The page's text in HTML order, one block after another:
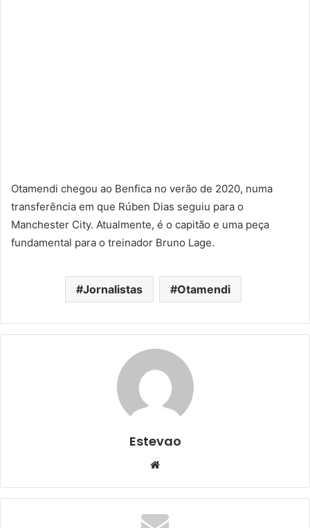
Otamendi chegou ao Benfica no verão de 2020, numa
transferência em que Rúben Dias seguiu para o
Manchester City. Atualmente, é o capitão e uma peça
fundamental para o treinador Bruno Lage.
Jornalistas Otamendi
Estevao
Website